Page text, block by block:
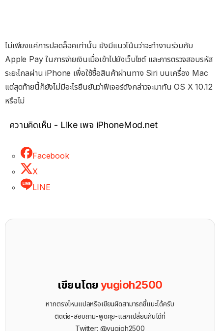
ไม่เพียงแค่การปลดล็อคเท่านั้น ยังมีแนวโน้มว่าจะทำงานร่วมกับ
Apple Pay ในการจ่ายเงินเมื่อเข้าไปยังเว็บไซต์ และการตรวจสอบรหัส
ระยะไกลผ่าน iPhone เพื่อใช้ซื้อสินค้าผ่านทาง Siri บนเครื่อง Mac
แต่สุดท้ายนี้ก็ยังไม่มีอะไรยืนยันว่าฟีเจอร์ดังกล่าวจะมาทัน OS X 10.12
หรือไม่
ความคิดเห็น - Like เพจ iPhoneMod.net
Facebook
X
LINE
เขียนโดยyugioh2500
หากตรงไหนแปลหรือเขียนผิดสามารถชี้แนะได้ครับ
ติดต่อ-สอบถาม-พูดคุย-แลกเปลี่ยนกันได้ที่
Twitter: @yugioh2500